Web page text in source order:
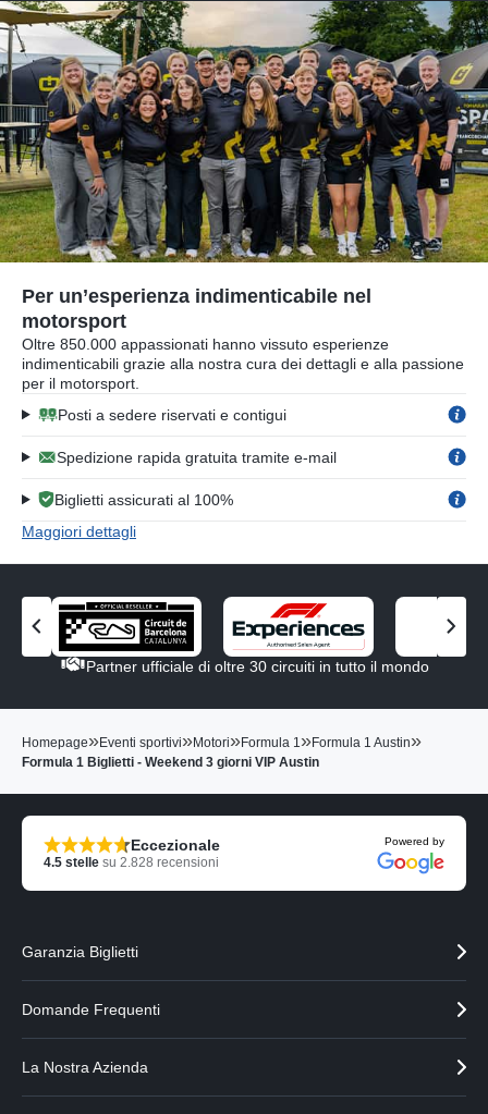
Per un’esperienza indimenticabile nel
motorsport
Oltre 850.000 appassionati hanno vissuto esperienze
indimenticabili grazie alla nostra cura dei dettagli e alla passione
per il motorsport.
Posti a sedere riservati e contigui
Spedizione rapida gratuita tramite e-mail
Biglietti assicurati al 100%
Maggiori dettagli
V
i
l
i
t
n
e
r
e
V
i
n
e
u
c
Partner ufficiale di oltre 30 circuiti in tutto il mondo
Homepage»Eventi sportivi»Motori»Formula 1 »Formula 1 Austin»
Formula 1 Biglietti - Weekend 3 giorni VIP Austin
Eccezionale
4.5 stelle su 2.828 recensioni
Powered by
Garanzia Biglietti
Domande Frequenti
La Nostra Azienda